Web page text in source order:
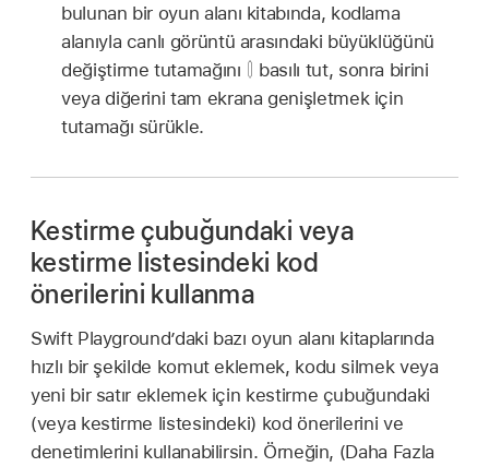
bulunan bir oyun alanı kitabında, kodlama
alanıyla canlı görüntü arasındaki büyüklüğünü
değiştirme tutamağını
basılı tut, sonra birini
veya diğerini tam ekrana genişletmek için
tutamağı sürükle.
Kestirme çubuğundaki veya
kestirme listesindeki kod
önerilerini kullanma
Swift Playground’daki bazı oyun alanı kitaplarında
hızlı bir şekilde komut eklemek, kodu silmek veya
yeni bir satır eklemek için kestirme çubuğundaki
(veya kestirme listesindeki) kod önerilerini ve
denetimlerini kullanabilirsin. Örneğin, (Daha Fazla